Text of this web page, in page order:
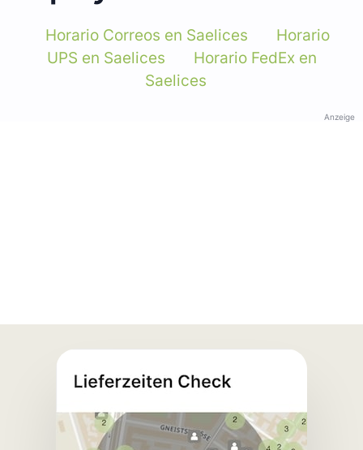
Horario Correos en Saelices
Horario
UPS en Saelices
Horario FedEx en
Saelices
Anzeige